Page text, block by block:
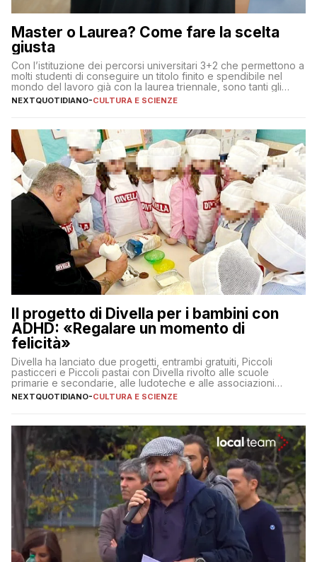
Master o Laurea? Come fare la scelta
giusta
Con l’istituzione dei percorsi universitari 3+2 che permettono a
molti studenti di conseguire un titolo finito e spendibile nel
mondo del lavoro già con la laurea triennale, sono tanti gli
interrogativi che si pongono gli studenti una volta raggiunto
l’obiettivo di primo livello
NEXTQUOTIDIANO-CULTURA E SCIENZE
Il progetto di Divella per i bambini con
ADHD: «Regalare un momento di
felicità»
Divella ha lanciato due progetti, entrambi gratuiti, Piccoli
pasticceri e Piccoli pastai con Divella rivolto alle scuole
primarie e secondarie, alle ludoteche e alle associazioni
pugliesi che si occupano di bambini con ADHD
NEXTQUOTIDIANO-CULTURA E SCIENZE